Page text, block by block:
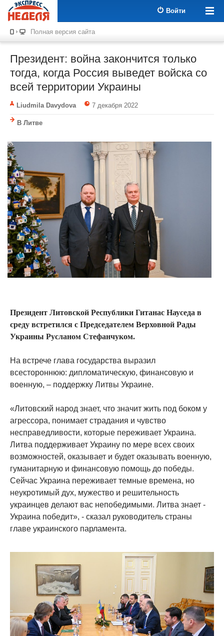
Войти
Полная версия сайта
Президент: война закончится только
тогда, когда Россия выведет войска со
всей территории Украины
Liudmila Davydova 7 декабря 2022
В Литве
Президент Литовской Республики Гитанас Науседа в
среду встретился с Председателем Верховной Рады
Украины Русланом Стефанчуком.
На встрече глава государства выразил
всестороннюю: дипломатическую, финансовую и
военную, – поддержку Литвы Украине.
«Литовский народ знает, что значит жить под боком у
агрессора, понимает страдания и чувство
несправедливости, которые переживает Украина.
Литва поддерживает Украину по мере всех своих
возможностей, оказывает и будет оказывать военную,
гуманитарную и финансовую помощь до победы.
Сейчас Украина переживает темные времена, но
неукротимый дух, мужество и решительность
украинцев делают вас непобедимыми. Литва знает -
Украина победит», - сказал руководитель страны
главе украинского парламента.